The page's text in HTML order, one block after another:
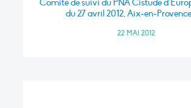
Comité de suivi du PNA Cistude
du 27 avril 2012, Aix-en-
22 MAI 2012